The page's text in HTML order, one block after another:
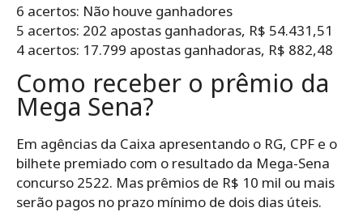
6 acertos: Não houve ganhadores
5 acertos: 202 apostas ganhadoras, R$ 54.431,51
4 acertos: 17.799 apostas ganhadoras, R$ 882,48
Como receber o prêmio da
Mega Sena?
Em agências da Caixa apresentando o RG, CPF e o
bilhete premiado com o resultado da Mega-Sena
concurso 2522. Mas prêmios de R$ 10 mil ou mais
serão pagos no prazo mínimo de dois dias úteis.